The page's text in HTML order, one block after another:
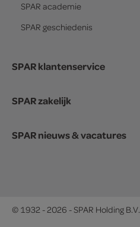
SPAR academie
SPAR geschiedenis
SPAR klantenservice
SPAR zakelijk
SPAR nieuws & vacatures
© 1932 - 2026 - SPAR Holding B.V.